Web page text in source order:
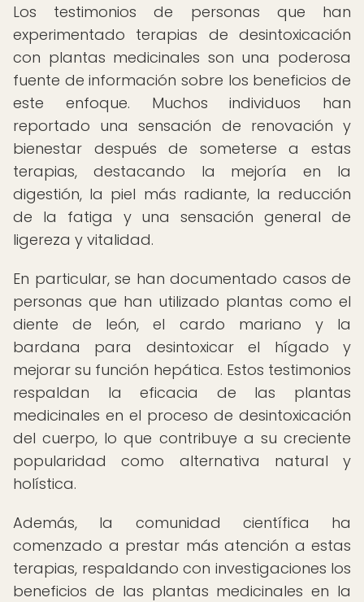
Los testimonios de personas que han
experimentado terapias de desintoxicación
con plantas medicinales son una poderosa
fuente de información sobre los beneficios de
este enfoque. Muchos individuos han
reportado una sensación de renovación y
bienestar después de someterse a estas
terapias, destacando la mejoría en la
digestión, la piel más radiante, la reducción
de la fatiga y una sensación general de
ligereza y vitalidad.
En particular, se han documentado casos de
personas que han utilizado plantas como el
diente de león, el cardo mariano y la
bardana para desintoxicar el hígado y
mejorar su función hepática. Estos testimonios
respaldan la eficacia de las plantas
medicinales en el proceso de desintoxicación
del cuerpo, lo que contribuye a su creciente
popularidad como alternativa natural y
holística.
Además, la comunidad científica ha
comenzado a prestar más atención a estas
terapias, respaldando con investigaciones los
beneficios de las plantas medicinales en la